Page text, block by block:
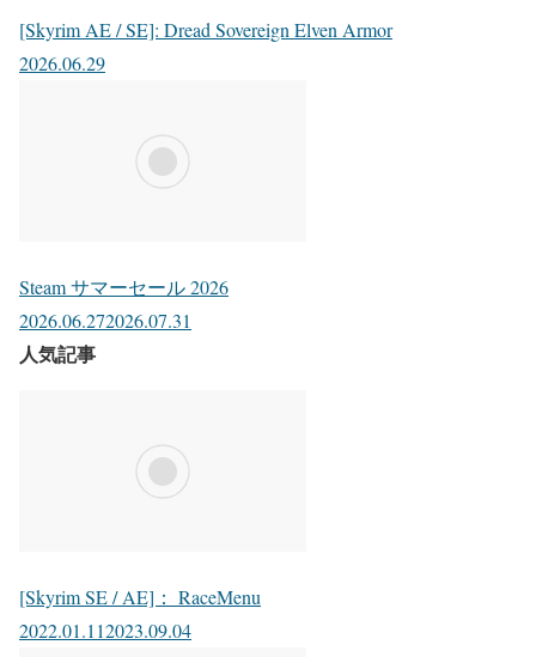
[Skyrim AE / SE]: Dread Sovereign Elven Armor
2026.06.29
Steam サマーセール 2026
2026.06.272026.07.31
人気記事
[Skyrim SE / AE]： RaceMenu
2022.01.112023.09.04